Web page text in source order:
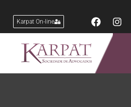
Karpat On-line